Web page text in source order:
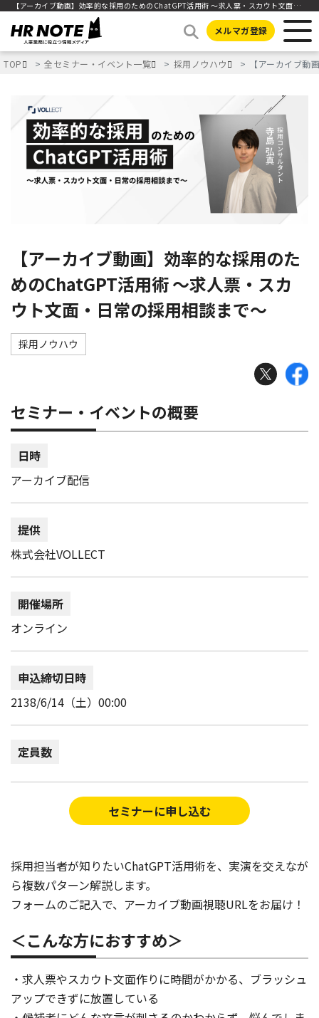
【アーカイブ動画】効率的な採用のためのChatGPT活用術 〜求人票・スカウト文面・日常の採用相談まで〜
メルマガ登録
TOP 全セミナー・イベント一覧 採用ノウハウ 【アーカイブ
【アーカイブ動画】効率的な採用のた
めのChatGPT活用術 〜求人票・スカ
ウト文面・日常の採用相談まで〜
採用ノウハウ
セミナー・イベントの概要
日時
アーカイブ配信
提供
株式会社VOLLECT
開催場所
オンライン
申込締切日時
2138/6/14（土）00:00
定員数
セミナーに申し込む
採用担当者が知りたいChatGPT活用術を、実演を交えなが
ら複数パターン解説します。
フォームのご記入で、アーカイブ動画視聴URLをお届け！
＜こんな方におすすめ＞
・求人票やスカウト文面作りに時間がかかる、ブラッシュ
アップできずに放置している